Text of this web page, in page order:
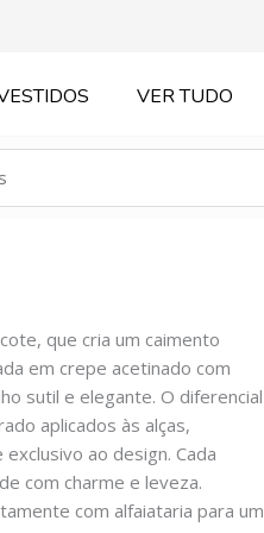
VER TUDO
que cria um caimento
em crepe acetinado com
sutil e elegante. O diferencial
aplicados às alças,
ao design. Cada
com charme e leveza.
com alfaiataria para um